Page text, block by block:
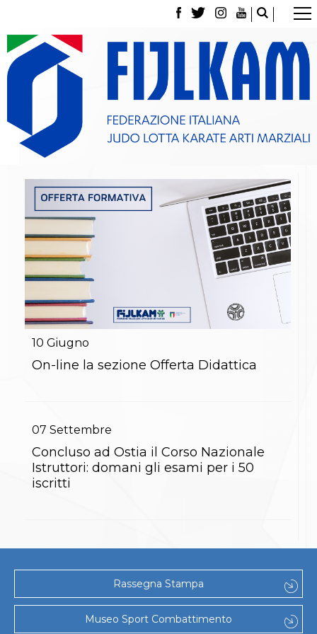
La Federazione
Tesseramento
Contatti
Norme e modulistica Affiliazioni e Tesseramenti
Classifica Società Sportive con più di 100 atleti
tesserati
Gare e Risultati
Archivio eventi
Dove siamo
Trasparenza
Attività Didattica
Gare e Risultati
Albi Federali
Lotta
Karate
La disciplina
News
Sumo
Capoeira
Grappling
BJJ
Pancrazio/Pankration
10 Giugno
On-line la sezione Offerta Didattica
07 Settembre
Concluso ad Ostia il Corso Nazionale
Istruttori: domani gli esami per i 50
iscritti
Rassegna Stampa
Museo Sport Combattimento